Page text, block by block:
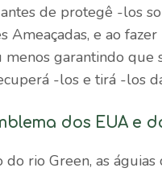
de protegê -los
Ameaçadas, e ao fazer
menos garantindo que
-los e tirá -los
dos EUA e
do rio Green, as águias